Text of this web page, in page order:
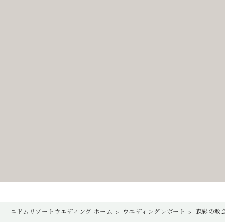
ニドムリゾートウエディング ホーム ウエディングレポート 森彩の教